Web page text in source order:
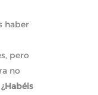
haber
pero
no
¿Habéis